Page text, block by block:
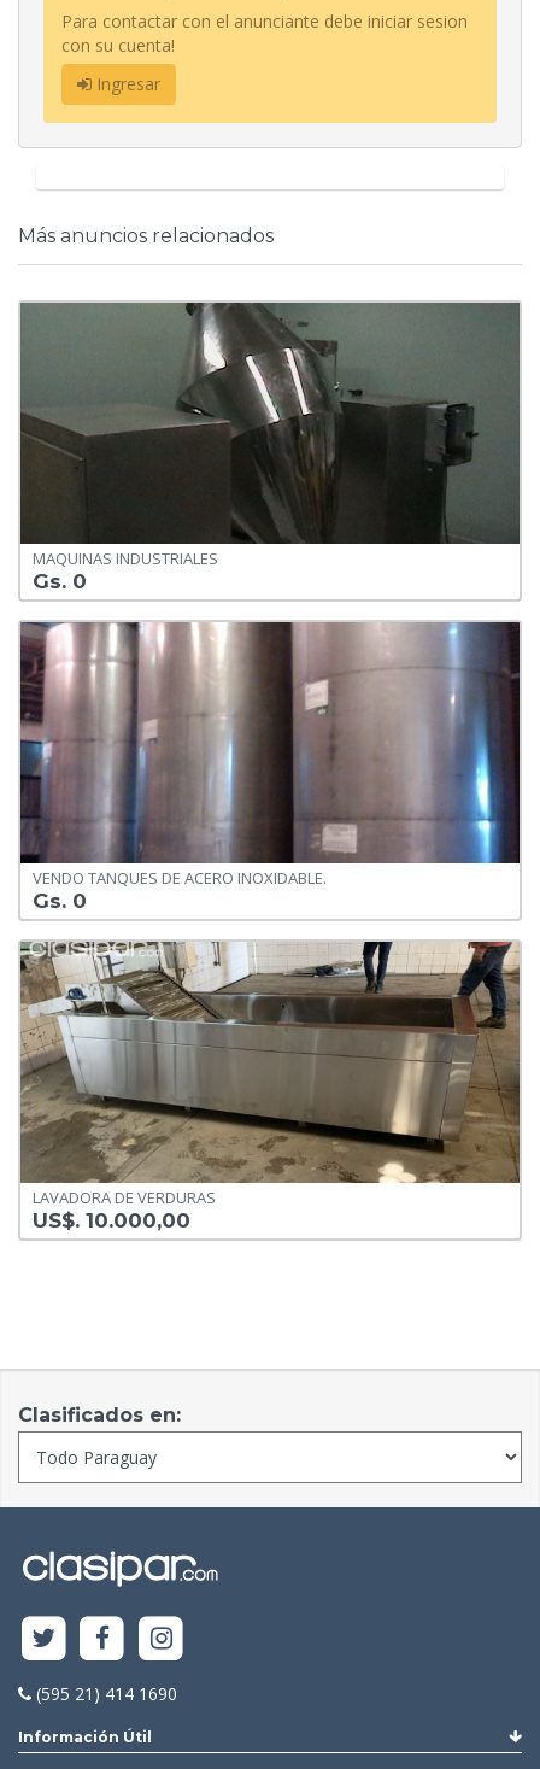
Para contactar con el anunciante debe iniciar sesion
con su cuenta!
Ingresar
Más anuncios relacionados
MAQUINAS INDUSTRIALES
Gs. 0
VENDO TANQUES DE ACERO INOXIDABLE.
Gs. 0
LAVADORA DE VERDURAS
US$. 10.000,00
Clasificados en:
(595 21) 414 1690
Información Útil